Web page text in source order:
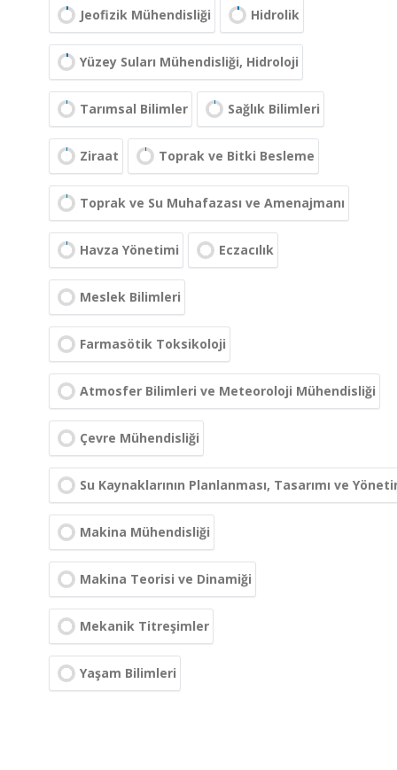
Jeofizik Mühendisliği Hidrolik
Yüzey Suları Mühendisliği, Hidroloji
Tarımsal Bilimler Sağlık Bilimleri
Ziraat Toprak ve Bitki Besleme
Toprak ve Su Muhafazası ve Amenajmanı
Havza Yönetimi Eczacılık
Meslek Bilimleri
Farmasötik Toksikoloji
Atmosfer Bilimleri ve Meteoroloji Mühendisliği
Çevre Mühendisliği
Su Kaynaklarının Planlanması, Tasarımı ve
Makina Mühendisliği
Makina Teorisi ve Dinamiği
Mekanik Titreşimler
Yaşam Bilimleri